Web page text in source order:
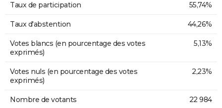
Taux de participation 55,74%
Taux d'abstention 44,26%
Votes blancs (en pourcentage des votes
exprimés)
5,13%
Votes nuls (en pourcentage des votes
exprimés)
2,23%
Nombre de votants 22 984